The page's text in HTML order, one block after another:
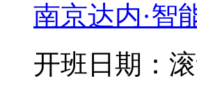
南京达内·智
开班日期：